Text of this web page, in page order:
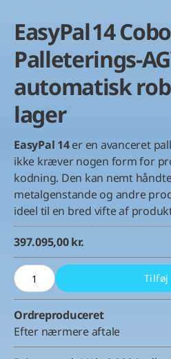
EasyPal 14
Palleterings-
automatisk
lager
EasyPal 14er en avanceret
ikke kræver nogen form for
kodning. Den kan nemt
metalgenstande og andre
ideel til en bred vifte af
397.095,00kr.
EasyPal 14
Cobot
Palleterings-
AGV
–
Fuldt
Ordreproduceret
Efter nærmere aftale